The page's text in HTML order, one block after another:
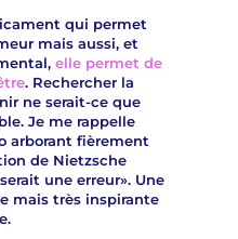
qui permet
mais aussi, et
elle permet de
. Rechercher la
ne serait-ce que
Je me rappelle
arborant fièrement
de Nietzsche
une erreur». Une
mais très inspirante